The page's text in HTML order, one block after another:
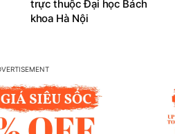
trực thuộc Đại học Bách
khoa Hà Nội